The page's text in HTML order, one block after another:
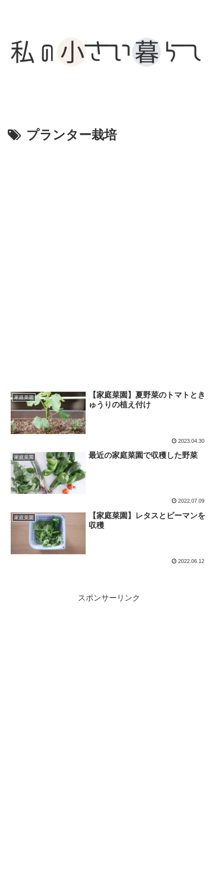
プランター栽培
家庭菜園
【家庭菜園】夏野菜のトマトとき
ゅうりの植え付け
2023.04.30
家庭菜園 最近の家庭菜園で収穫した野菜
2022.07.09
家庭菜園
【家庭菜園】レタスとピーマンを
収穫
2022.06.12
スポンサーリンク